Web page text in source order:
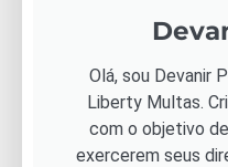
Olá, sou Devanir
Liberty Multas.
com o objetivo
exercerem seus